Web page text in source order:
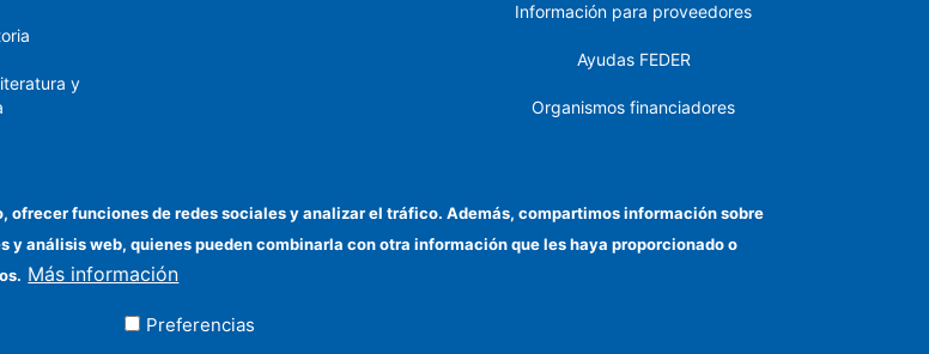
y
Bienes
Información para proveedores
Ayudas FEDER
Organismos financiadores
Cómo llegar
ofrecer funciones de redes sociales y analizar el tráfico. Además, compartimos información sobre
y análisis web, quienes pueden combinarla con otra información que les haya proporcionado o
Más información
Preferencias